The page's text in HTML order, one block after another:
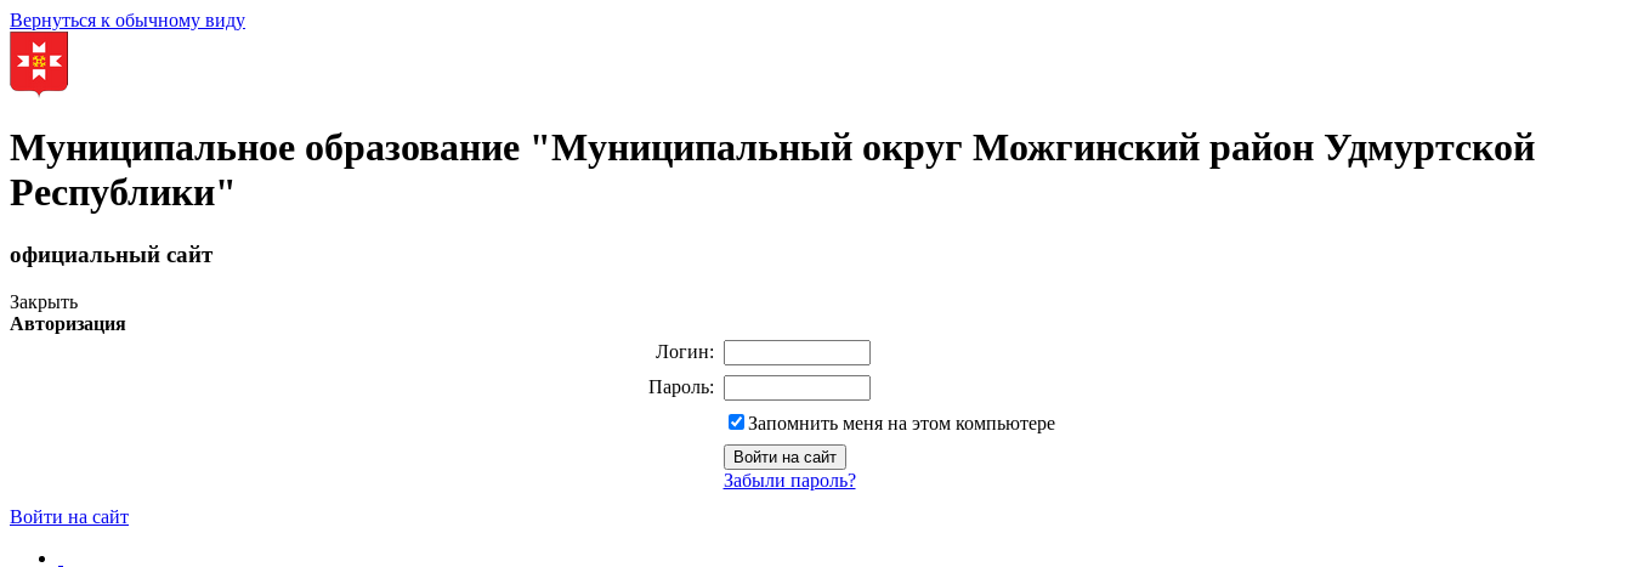
Вернуться к обычному виду
Муниципальное образование "Муниципальный округ Можгинский район Удмуртской
Республики"
официальный сайт
Закрыть
Авторизация
Логин:
Пароль:
Запомнить меня на этом компьютере
Забыли пароль?
Войти на сайт